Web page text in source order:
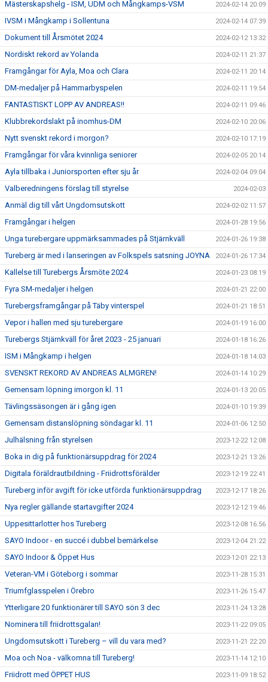
Mästerskapshelg - ISM, UDM och Mångkamps-VSM 2024-02-14 20:09
IVSM i Mångkamp i Sollentuna 2024-02-14 07:39
Dokument till Årsmötet 2024 2024-02-12 13:32
Nordiskt rekord av Yolanda 2024-02-11 21:37
Framgångar för Ayla, Moa och Clara 2024-02-11 20:14
DM-medaljer på Hammarbyspelen 2024-02-11 19:54
FANTASTISKT LOPP AV ANDREAS!! 2024-02-11 09:46
Klubbrekordslakt på inomhus-DM 2024-02-10 20:06
Nytt svenskt rekord i morgon? 2024-02-10 17:19
Framgångar för våra kvinnliga seniorer 2024-02-05 20:14
Ayla tillbaka i Juniorsporten efter sju år 2024-02-04 09:04
Valberedningens förslag till styrelse 2024-02-03
Anmäl dig till vårt Ungdomsutskott 2024-02-02 11:57
Framgångar i helgen 2024-01-28 19:56
Unga turebergare uppmärksammades på Stjärnkväll 2024-01-26 19:38
Tureberg är med i lanseringen av Folkspels satsning JOYNA 2024-01-26 17:34
Kallelse till Turebergs Årsmöte 2024 2024-01-23 08:19
Fyra SM-medaljer i helgen 2024-01-21 22:00
Turebergsframgångar på Täby vinterspel 2024-01-21 18:51
Vepor i hallen med sju turebergare 2024-01-19 16:00
Turebergs Stjärnkväll för året 2023 - 25 januari 2024-01-18 16:26
ISM i Mångkamp i helgen 2024-01-18 14:03
SVENSKT REKORD AV ANDREAS ALMGREN! 2024-01-14 10:29
Gemensam löpning imorgon kl. 11 2024-01-13 20:05
Tävlingssäsongen är i gång igen 2024-01-10 19:39
Gemensam distanslöpning söndagar kl. 11 2024-01-06 12:50
Julhälsning från styrelsen 2023-12-22 12:08
Boka in dig på funktionärsuppdrag för 2024 2023-12-21 13:26
Digitala föräldrautbildning - Friidrottsförälder 2023-12-19 22:41
Tureberg inför avgift för icke utförda funktionärsuppdrag 2023-12-17 18:26
Nya regler gällande startavgifter 2024 2023-12-12 19:46
Uppesittarlotter hos Tureberg 2023-12-08 16:56
SAYO Indoor - en succé i dubbel bemärkelse 2023-12-04 21:22
SAYO Indoor & Öppet Hus 2023-12-01 22:13
Veteran-VM i Göteborg i sommar 2023-11-28 15:31
Triumfglasspelen i Örebro 2023-11-26 15:47
Ytterligare 20 funktionärer till SAYO sön 3 dec 2023-11-24 13:28
Nominera till friidrottsgalan! 2023-11-22 09:05
Ungdomsutskott i Tureberg – vill du vara med? 2023-11-21 22:20
Moa och Noa - välkomna till Tureberg! 2023-11-14 12:10
Friidrott med ÖPPET HUS 2023-11-09 18:52